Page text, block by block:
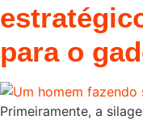
para o
Primeiramente, a